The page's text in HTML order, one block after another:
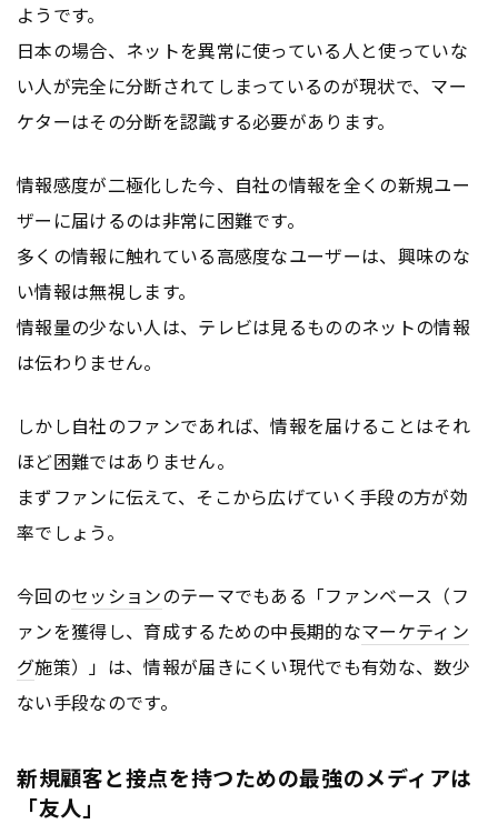
ようです。
日本の場合、ネットを異常に使っている人と使っていな
い人が完全に分断されてしまっているのが現状で、マー
ケターはその分断を認識する必要があります。
情報感度が二極化した今、自社の情報を全くの新規ユー
ザーに届けるのは非常に困難です。
多くの情報に触れている高感度なユーザーは、興味のな
い情報は無視します。
情報量の少ない人は、テレビは見るもののネットの情報
は伝わりません。
しかし自社のファンであれば、情報を届けることはそれ
ほど困難ではありません。
まずファンに伝えて、そこから広げていく手段の方が効
率でしょう。
今回のセッションのテーマでもある「ファンベース（フ
ァンを獲得し、育成するための中長期的なマーケティン
グ施策）」は、情報が届きにくい現代でも有効な、数少
ない手段なのです。
新規顧客と接点を持つための最強のメディアは
「友人」